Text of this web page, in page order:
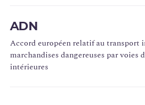
ADN
Accord européen relatif au transport
marchandises dangereuses par voies
intérieures